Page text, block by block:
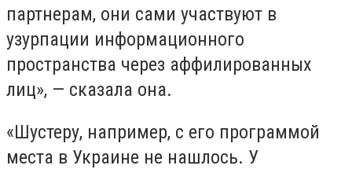
партнерам, они сами участвуют в
узурпации информационного
пространства через аффилированных
лиц», — сказала она.
«Шустеру, например, с его программой
места в Украине не нашлось. У